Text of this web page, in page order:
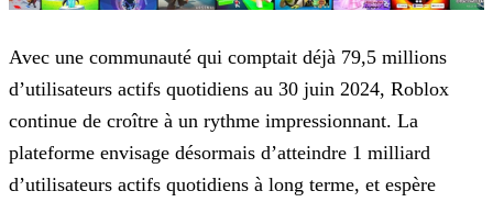
Avec une communauté qui comptait déjà 79,5 millions
d’utilisateurs actifs quotidiens au 30 juin 2024, Roblox
continue de croître à un rythme impressionnant. La
plateforme envisage désormais d’atteindre 1 milliard
d’utilisateurs actifs quotidiens à long terme, et espère